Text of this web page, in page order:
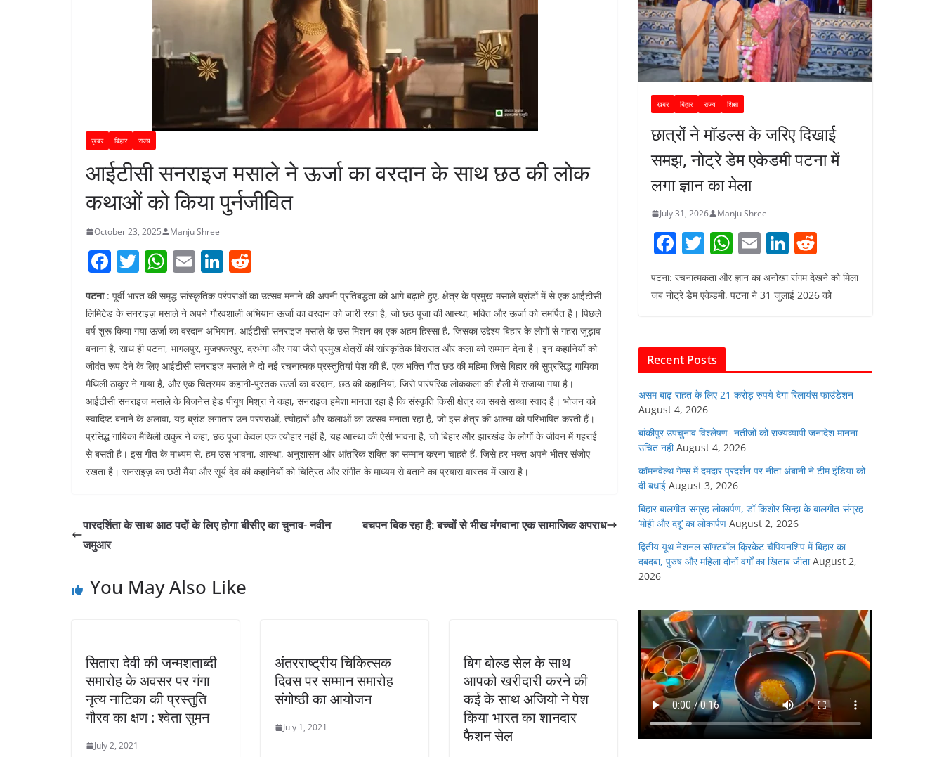
ख़बर बिहार राज्य
आईटीसी सनराइज मसाले ने ऊर्जा का वरदान के साथ छठ की लोक
कथाओं को किया पुर्नजीवित
October 23, 2025 Manju Shree
F
a
c
e
b
o
o
k
T
w
itt
er
W
at
s
A
p
p
E
m
ai
l
Li
n
k
e
dI
n
d
di
t
पटना: पूर्वी भारत की समृद्ध सांस्कृतिक परंपराओं का उत्सव मनाने की अपनी प्रतिबद्धता को आगे बढ़ाते हुए, क्षेत्र के प्रमुख मसाले ब्रांडों में से एक आईटीसी
लिमिटेड के सनराइज़ मसाले ने अपने गौरवशाली अभियान ऊर्जा का वरदान को जारी रखा है, जो छठ पूजा की आस्था, भक्ति और ऊर्जा को समर्पित है। पिछले
वर्ष शुरू किया गया ऊर्जा का वरदान अभियान, आईटीसी सनराइज मसाले के उस मिशन का एक अहम हिस्सा है, जिसका उद्देश्य बिहार के लोगों से गहरा जुड़ाव
बनाना है, साथ ही पटना, भागलपुर, मुजफ्फरपुर, दरभंगा और गया जैसे प्रमुख क्षेत्रों की सांस्कृतिक विरासत और कला को सम्मान देना है। इन कहानियों को
जीवंत रूप देने के लिए आईटीसी सनराइज मसाले ने दो नई रचनात्मक प्रस्तुतियां पेश की हैं, एक भक्ति गीत छठ की महिमा जिसे बिहार की सुप्रसिद्ध गायिका
मैथिली ठाकुर ने गाया है, और एक चित्रमय कहानी-पुस्तक ऊर्जा का वरदान, छठ की कहानियां, जिसे पारंपरिक लोककला की शैली में सजाया गया है।
आईटीसी सनराइज मसाले के बिजनेस हेड पीयूष मिश्रा ने कहा, सनराइज हमेशा मानता रहा है कि संस्कृति किसी क्षेत्र का सबसे सच्चा स्वाद है। भोजन को
स्वादिष्ट बनाने के अलावा, यह ब्रांड लगातार उन परंपराओं, त्योहारों और कलाओं का उत्सव मनाता रहा है, जो इस क्षेत्र की आत्मा को परिभाषित करती हैं।
प्रसिद्ध गायिका मैथिली ठाकुर ने कहा, छठ पूजा केवल एक त्योहार नहीं है, यह आस्था की ऐसी भावना है, जो बिहार और झारखंड के लोगों के जीवन में गहराई
से बसती है। इस गीत के माध्यम से, हम उस भावना, आस्था, अनुशासन और आंतरिक शक्ति का सम्मान करना चाहते हैं, जिसे हर भक्त अपने भीतर संजोए
रखता है। सनराइज़ का छठी मैया और सूर्य देव की कहानियों को चित्रित और संगीत के माध्यम से बताने का प्रयास वास्तव में खास है।
पारदर्शिता के साथ आठ पदों के लिए होगा बीसीए का चुनाव- नवीन
जमुआर
बचपन बिक रहा है: बच्चों से भीख मंगवाना एक सामाजिक अपराध
You May Also Like
सितारा देवी की जन्मशताब्दी
समारोह के अवसर पर गंगा
नृत्य नाटिका की प्रस्तुति
गौरव का क्षण : श्वेता सुमन
July 2, 2021
अंतरराष्ट्रीय चिकित्सक
दिवस पर सम्मान समारोह
संगोष्ठी का आयोजन
July 1, 2021
बिग बोल्ड सेल के साथ
आपको खरीदारी करने की
कई के साथ अजियो ने पेश
किया भारत का शानदार
फैशन सेल
ख़बर बिहार राज्य शिक्षा
छात्रों ने मॉडल्स के जरिए दिखाई
समझ, नोट्रे डेम एकेडमी पटना में
लगा ज्ञान का मेला
July 31, 2026 Manju Shree
F
c
e
o
o
k
T
itt
W
at
p
E
m
ai
Li
n
k
e
e
d
पटना: रचनात्मकता और ज्ञान का अनोखा संगम देखने को मिला
जब नोट्रे डेम एकेडमी, पटना ने 31 जुलाई 2026 को
Recent Posts
असम बाढ़ राहत के लिए 21 करोड़ रुपये देगा रिलायंस फाउंडेशन
August 4, 2026
बांकीपुर उपचुनाव विश्लेषण- नतीजों को राज्यव्यापी जनादेश मानना
उचित नहीं August 4, 2026
कॉमनवेल्थ गेम्स में दमदार प्रदर्शन पर नीता अंबानी ने टीम इंडिया को
दी बधाई August 3, 2026
बिहार बालगीत-संग्रह लोकार्पण, डॉ किशोर सिन्हा के बालगीत-संग्रह
‘मोही और दद्दू’ का लोकार्पण August 2, 2026
द्वितीय यूथ नेशनल सॉफ्टबॉल क्रिकेट चैंपियनशिप में बिहार का
दबदबा, पुरुष और महिला दोनों वर्गों का खिताब जीता August 2,
2026